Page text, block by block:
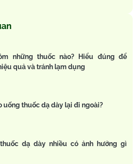
những thuốc nào? Hiểu đúng để
quả và tránh lạm dụng
uống thuốc dạ dày lại đi ngoài?
dạ dày nhiều có ảnh hưởng gì